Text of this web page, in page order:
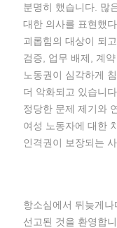
분명히 했습니다. 많
대한 의사를 표현했
괴롭힘의 대상이 되
검증, 업무 배제, 계
노동권이 심각하게
더 악화되고 있습니
정당한 문제 제기와
여성 노동자에 대한
인격권이 보장되는
항소심에서 뒤늦게
선고된 것을 환영합